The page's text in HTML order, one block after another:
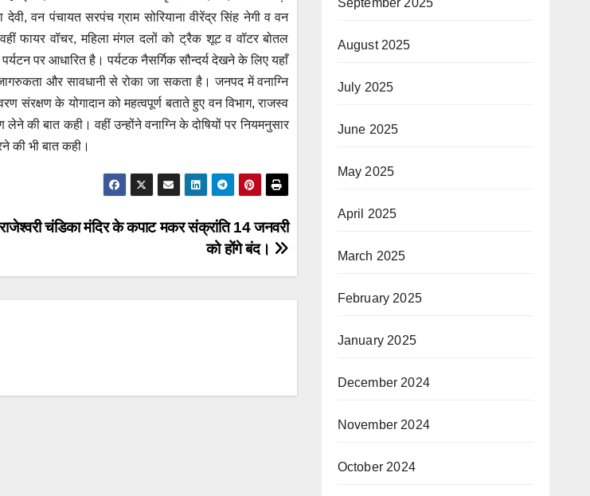
वन पंचायत सरपंच ग्राम सोरियाना वीरेंद्र सिंह नेगी व वन
फायर वॉचर, महिला मंगल दलों को ट्रैक शूट व वॉटर बोतल
पर आधारित है। पर्यटक नैसर्गिक सौन्दर्य देखने के लिए यहाँ
और सावधानी से रोका जा सकता है। जनपद में वनाग्नि
के योगादान को महत्वपूर्ण बताते हुए वन विभाग, राजस्व
की बात कही। वहीं उन्होंने वनाग्नि के दोषियों पर नियमनुसार
की भी बात कही।
राजेश्वरी चंडिका मंदिर के कपाट मकर संक्रांति 14 जनवरी
को होंगे बंद।
September 2025
August 2025
July 2025
June 2025
May 2025
April 2025
March 2025
February 2025
January 2025
December 2024
November 2024
October 2024